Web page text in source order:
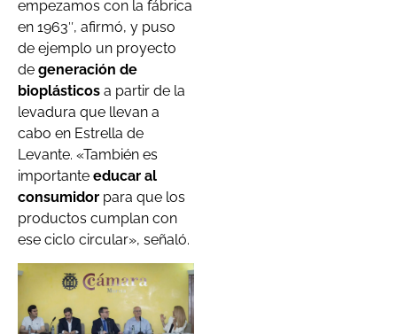
empezamos con la fábrica
en 1963″, afirmó, y puso
de ejemplo un proyecto
de generación de
bioplásticos a partir de la
levadura que llevan a
cabo en Estrella de
Levante. «También es
importante educar al
consumidor para que los
productos cumplan con
ese ciclo circular», señaló.